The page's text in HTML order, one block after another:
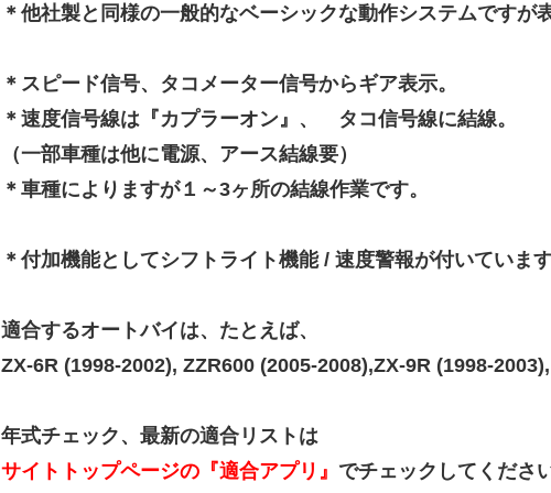
＊他社製と同様の一般的なベーシックな動作システムですが
＊スピード信号、タコメーター信号からギア表示。
＊速度信号線は『カプラーオン』、 タコ信号線に結線。
（一部車種は他に電源、アース結線要）
＊車種によりますが１～3ヶ所の結線作業です。
＊付加機能としてシフトライト機能 / 速度警報が付いていま
適合するオートバイは、たとえば、
ZX-6R (1998-2002), ZZR600 (2005-2008),ZX-9R (1998-
年式チェック、最新の適合リストは
サイトトップページの『適合アプリ』 でチェックしてくださ